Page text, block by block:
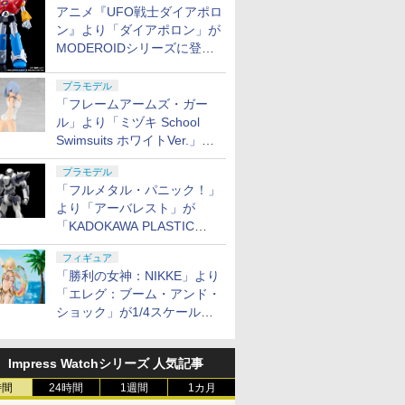
アニメ『UFO戦士ダイアポロ
ン』より「ダイアポロン」が
MODEROIDシリーズに登
プラモデル
「フレームアームズ・ガー
ル」より「ミヅキ School
Swimsuits ホワイトVer.」が8
月10日から予約開始決定！
プラモデル
「フルメタル・パニック！」
より「アーバレスト」が
「KADOKAWA PLASTIC
MODEL SERIES」から1/48
スケールで登場！
フィギュア
「勝利の女神：NIKKE」より
「エレグ：ブーム・アンド・
ショック」が1/4スケールで
Impress Watchシリーズ 人気記事
24時間 1週間 1カ月